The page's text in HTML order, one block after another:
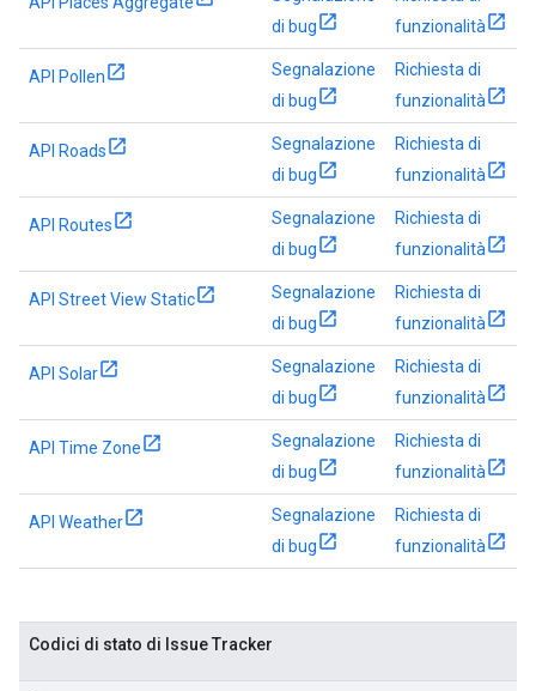
di bug
funzionalità
API Pollen
Segnalazione
di bug
Richiesta di
funzionalità
API Roads
Segnalazione
di bug
Richiesta di
funzionalità
API Routes
Segnalazione
di bug
Richiesta di
funzionalità
API Street View Static
Segnalazione
di bug
Richiesta di
funzionalità
API Solar
Segnalazione
di bug
Richiesta di
funzionalità
API Time Zone
Segnalazione
di bug
Richiesta di
funzionalità
API Weather
Segnalazione
di bug
Richiesta di
funzionalità
Codici di stato di Issue Tracker